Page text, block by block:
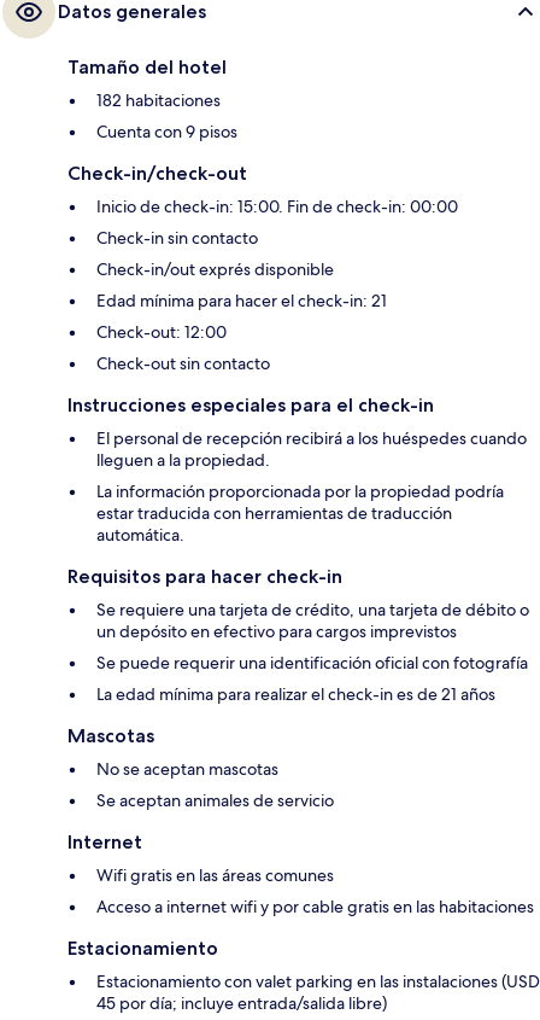
Datos generales
Tamaño del hotel
182 habitaciones
Cuenta con 9 pisos
Check-in/check-out
Inicio de check-in: 15:00. Fin de check-in: 00:00
Check-in sin contacto
Check-in/out exprés disponible
Edad mínima para hacer el check-in: 21
Check-out: 12:00
Check-out sin contacto
Instrucciones especiales para el check-in
El personal de recepción recibirá a los huéspedes cuando
lleguen a la propiedad.
La información proporcionada por la propiedad podría
estar traducida con herramientas de traducción
automática.
Requisitos para hacer check-in
Se requiere una tarjeta de crédito, una tarjeta de débito o
un depósito en efectivo para cargos imprevistos
Se puede requerir una identificación oficial con fotografía
La edad mínima para realizar el check-in es de 21 años
Mascotas
No se aceptan mascotas
Se aceptan animales de servicio
Internet
Wifi gratis en las áreas comunes
Acceso a internet wifi y por cable gratis en las habitaciones
Estacionamiento
Estacionamiento con valet parking en las instalaciones (USD
45 por día; incluye entrada/salida libre)